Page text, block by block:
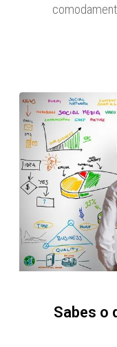
Sabes o